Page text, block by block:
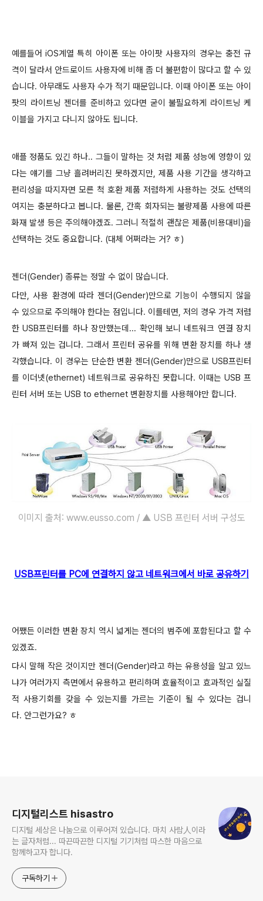
예를들어 iOS계열 특히 아이폰 또는 아이팟 사용자의 경우는 충전 규
격이 달라서 안드로이드 사용자에 비해 좀 더 불편함이 많다고 할 수 있
습니다. 아무래도 사용자 수가 적기 때문입니다. 이때 아이폰 또는 아이
팟의 라이트닝 젠더를 준비하고 있다면 굳이 불필요하게 라이트닝 케
이블을 가지고 다니지 않아도 됩니다.
애플 정품도 있긴 하나.. 그들이 말하는 것 처럼 제품 성능에 영향이 있
다는 얘기를 그냥 흘려버리진 못하겠지만, 제품 사용 기간을 생각하고
편리성을 따지자면 모른 척 호환 제품 저렴하게 사용하는 것도 선택의
여지는 충분하다고 봅니다. 물론, 간혹 회자되는 불량제품 사용에 따른
화재 발생 등은 주의해야겠죠. 그러니 적절히 괜찮은 제품(비용대비)을
선택하는 것도 중요합니다. (대체 어쩌라는 거? ㅎ)
젠더(Gender) 종류는 정말 수 없이 많습니다.
다만, 사용 환경에 따라 젠더(Gender)만으로 기능이 수행되지 않을
수 있으므로 주의해야 한다는 점입니다. 이를테면, 저의 경우 가격 저렴
한 USB프린터를 하나 장만했는데... 확인해 보니 네트워크 연결 장치
가 빠져 있는 겁니다. 그래서 프린터 공유를 위해 변환 장치를 하나 생
각했습니다. 이 경우는 단순한 변환 젠더(Gender)만으로 USB프린터
를 이더넷(ethernet) 네트워크로 공유하진 못합니다. 이때는 USB 프
린터 서버 또는 USB to ethernet 변환장치를 사용해야만 합니다.
이미지 출처: www.eusso.com / ▲ USB 프린터 서버 구성도
USB프린터를 PC에 연결하지 않고 네 트워크에서 바로 공유하기
어쨌든 이러한 변환 장치 역시 넓게는 젠더의 범주에 포함된다고 할 수
있겠죠.
다시 말해 작은 것이지만 젠더(Gender)라고 하는 유용성을 알고 있느
냐가 여러가지 측면에서 유용하고 편리하며 효율적이고 효과적인 실질
적 사용기회를 갖을 수 있는지를 가르는 기준이 될 수 있다는 겁니
다. 안그런가요? ㅎ
디지털리스트 hisastro
디지털 세상은 나눔으로 이루어져 있습니다. 마치 사람人이라
는 글자처럼... 따끈따끈한 디지털 기기처럼 따스한 마음으로
함께하고자 합니다.
구독하기